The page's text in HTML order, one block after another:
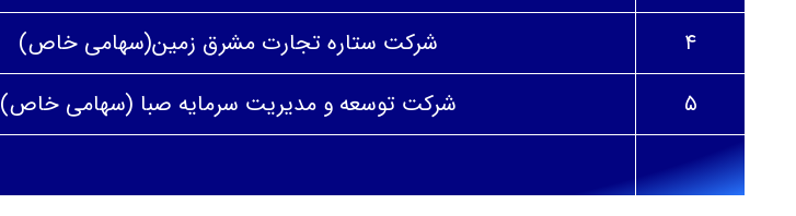
۴
شرکت ستاره تجارت مشرق زمین(سهامی خاص)
۵
شرکت توسعه و مدیریت سرمایه صبا (سهامی خاص)